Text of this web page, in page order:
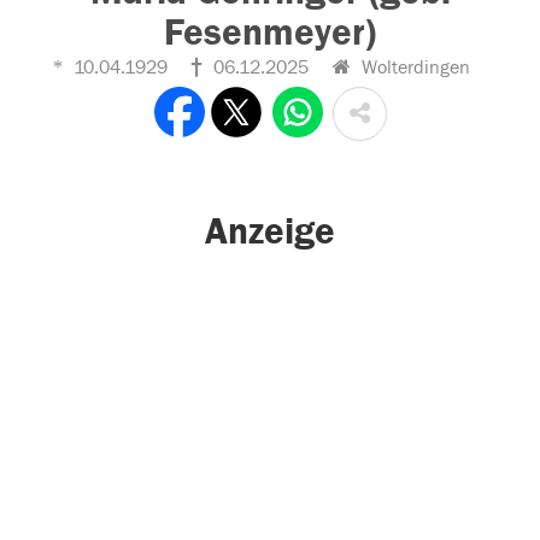
Fesenmeyer)
10.04.1929 06.12.2025 Wolterdingen
Anzeige